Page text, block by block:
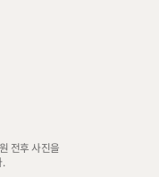
전후 사진을
.